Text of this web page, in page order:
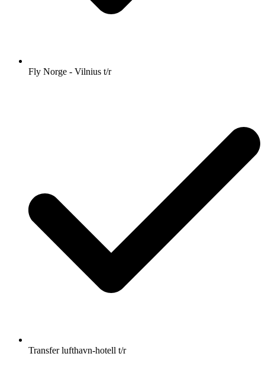
Fly Norge - Vilnius t/r
Transfer lufthavn-hotell t/r